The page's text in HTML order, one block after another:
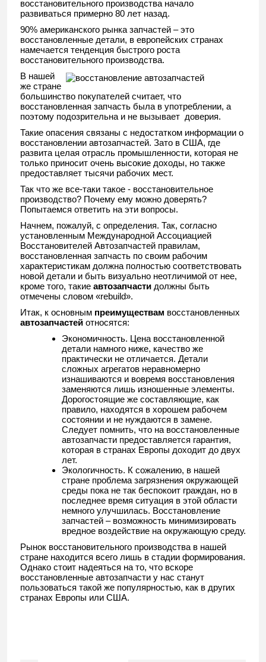
восстановительного производства начало
развиваться примерно 80 лет назад.
90% американского рынка запчастей – это
восстановленные детали, в европейских странах
намечается тенденция быстрого роста
восстановительного производства.
В нашей
же стране
большинство покупателей считает, что
восстановленная запчасть была в употреблении, а
поэтому подозрительна и не вызывает доверия.
Такие опасения связаны с недостатком информации о
восстановлении автозапчастей. Зато в США, где
развита целая отрасль промышленности, которая не
только приносит очень высокие доходы, но также
предоставляет тысячи рабочих мест.
Так что же все-таки такое - восстановительное
производство? Почему ему можно доверять?
Попытаемся ответить на эти вопросы.
Начнем, пожалуй, с определения. Так, согласно
установленным Международной Ассоциацией
Восстановителей Автозапчастей правилам,
восстановленная запчасть по своим рабочим
характеристикам должна полностью соответствовать
новой детали и быть визуально неотличимой от нее,
кроме того, такие автозапчасти должны быть
отмечены словом «rebuild».
Итак, к основным преимуществам восстановленных
автозапчастей относятся:
Экономичность. Цена восстановленной
детали намного ниже, качество же
практически не отличается. Детали
сложных агрегатов неравномерно
изнашиваются и вовремя восстановления
заменяются лишь изношенные элементы.
Дорогостоящие же составляющие, как
правило, находятся в хорошем рабочем
состоянии и не нуждаются в замене.
Следует помнить, что на восстановленные
автозапчасти предоставляется гарантия,
которая в странах Европы доходит до двух
лет.
Экологичность. К сожалению, в нашей
стране проблема загрязнения окружающей
среды пока не так беспокоит граждан, но в
последнее время ситуация в этой области
немного улучшилась. Восстановление
запчастей – возможность минимизировать
вредное воздействие на окружающую среду.
Рынок восстановительного производства в нашей
стране находится всего лишь в стадии формирования.
Однако стоит надеяться на то, что вскоре
восстановленные автозапчасти у нас станут
пользоваться такой же популярностью, как в других
странах Европы или США.